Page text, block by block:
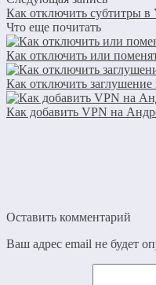
Как отключить субтитры в
Что еще почитать
Как отключить или
Как отключить
Как добавить VPN на
Оставить комментарий
Ваш адрес email не будет